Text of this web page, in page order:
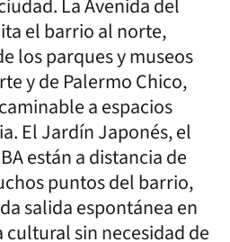
La Avenida del
el barrio al norte,
los parques y museos
y de Palermo Chico,
a espacios
El Jardín Japonés, el
están a distancia de
puntos del barrio,
salida espontánea en
sin necesidad de